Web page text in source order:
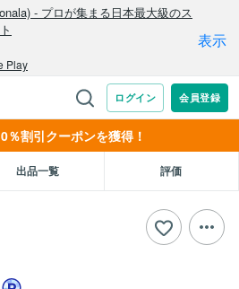
％割引クーポンを獲得！
出品一覧 評価